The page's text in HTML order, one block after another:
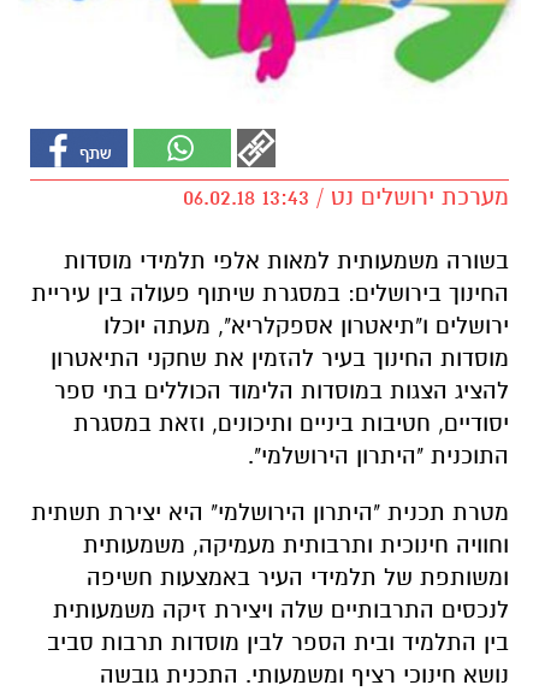
מערכת ירושלים נט / 13:43 06.02.18
בשורה משמעותית למאות אלפי תלמידי מוסדות
החינוך בירושלים: במסגרת שיתוף פעולה בין עיריית
ירושלים ו"תיאטרון אספקלריא", מעתה יוכלו
מוסדות החינוך בעיר להזמין את שחקני התיאטרון
להציג הצגות במוסדות הלימוד הכוללים בתי ספר
יסודיים, חטיבות ביניים ותיכונים, וזאת במסגרת
התוכנית "היתרון הירושלמי".
מטרת תכנית "היתרון הירושלמי" היא יצירת תשתית
וחוויה חינוכית ותרבותית מעמיקה, משמעותית
ומשותפת של תלמידי העיר באמצעות חשיפה
לנכסים התרבותיים שלה ויצירת זיקה משמעותית
בין התלמיד ובית הספר לבין מוסדות תרבות סביב
נושא חינוכי רציף ומשמעותי. התכנית גובשה